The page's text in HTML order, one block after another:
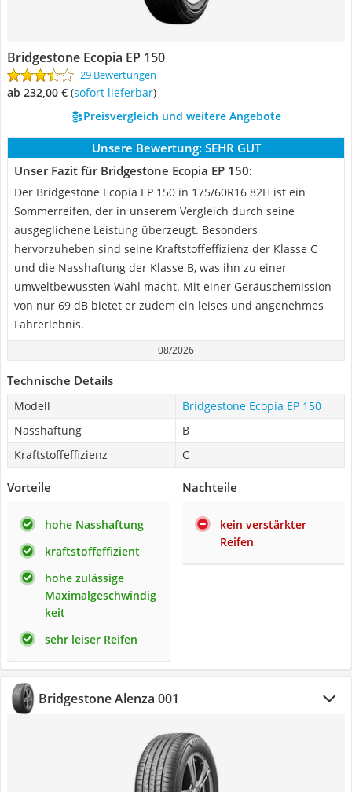
Bridgestone Ecopia EP 150
29 Bewertungen
ab 232,00 € ( Sofort lieferbar)
Preisvergleich und weitere Angebote
Unsere Bewertung: SEHR GUT
Unser Fazit für Bridgestone Ecopia EP 150:
Der Bridgestone Ecopia EP 150 in 175/60R16 82H ist ein
Sommerreifen, der in unserem Vergleich durch seine
ausgeglichene Leistung überzeugt. Besonders
hervorzuheben sind seine Kraftstoffeffizienz der Klasse C
und die Nasshaftung der Klasse B, was ihn zu einer
umweltbewussten Wahl macht. Mit einer Geräuschemission
von nur 69 dB bietet er zudem ein leises und angenehmes
Fahrerlebnis.
08/2026
Technische Details
Modell
Bridgestone Ecopia EP 150
Nasshaftung
B
Kraftstoffeffizienz
C
Vorteile
hohe Nasshaftung
kraftstoffeffizient
hohe zulässige
Maximalgeschwindig
keit
sehr leiser Reifen
Nachteile
kein verstärkter
Reifen
Bridgestone Alenza 001